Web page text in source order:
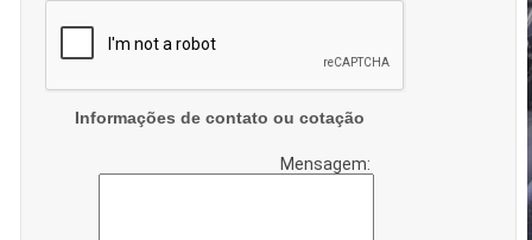
Informações de contato ou cotação
Mensagem: